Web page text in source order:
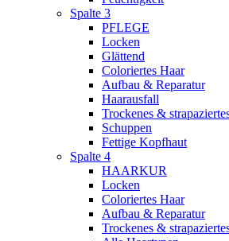
Spalte 3
PFLEGE
Locken
Glättend
Coloriertes Haar
Aufbau & Reparatur
Haarausfall
Trockenes &
Schuppen
Fettige Kopfhaut
Spalte 4
HAARKUR
Locken
Coloriertes Haar
Aufbau & Reparatur
Trockenes &